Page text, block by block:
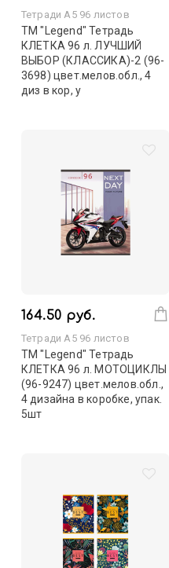
Тетради А5 96 листов
TM "Legend" Тетрадь
КЛЕТКА 96 л. ЛУЧШИЙ
ВЫБОР (КЛАССИКА)-2 (96-
3698) цвет.мелов.обл., 4
диз в кор, у
164.50 руб.
Тетради А5 96 листов
TM "Legend" Тетрадь
КЛЕТКА 96 л. МОТОЦИКЛЫ
(96-9247) цвет.мелов.обл.,
4 дизайна в коробке, упак.
5шт